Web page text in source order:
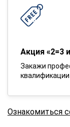
Акция «2=3
Закажи
квалификации
Ознакомиться